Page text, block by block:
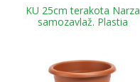
KU 25cm terakota Narza
samozavlaž. Plastia